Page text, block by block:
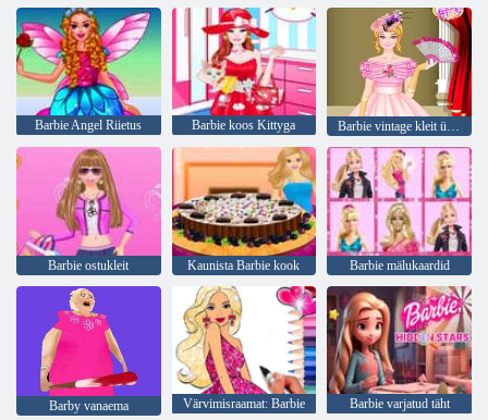
Barbie Angel Riietus Barbie koos Kittyga Barbie vintage kleit üles
Barbie ostukleit Kaunista Barbie kook Barbie mälukaardid
Barby vanaema Värvimisraamat: Barbie Barbie varjatud täht